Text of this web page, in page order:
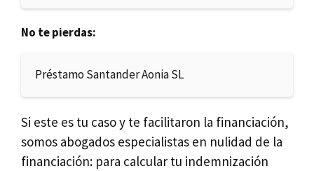
No te pierdas:
Préstamo Santander Aonia SL
Si este es tu caso y te facilitaron la financiación,
somos abogados especialistas en nulidad de la
financiación: para calcular tu indemnización